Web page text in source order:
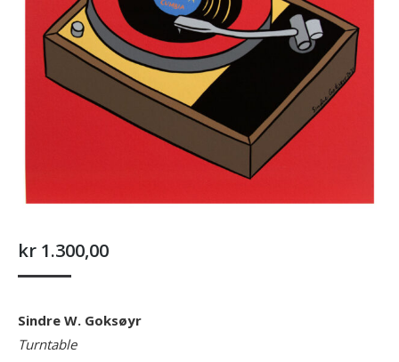
kr 1.300,00
Sindre W. Goksøyr
Turntable